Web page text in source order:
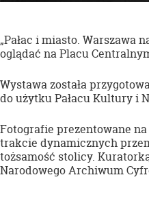
„Pałac i miasto. Warszawa
oglądać na Placu
Wystawa została
do użytku Pałacu Kultury i
Fotografie prezentowane
trakcie dynamicznych
tożsamość stolicy.
Narodowego Archiwum